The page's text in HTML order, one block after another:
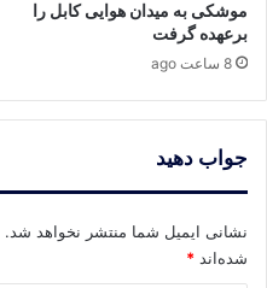
موشکی به میدان هوایی کابل را
برعهده گرفت
8 ساعت ago
جواب دهید
نشانی ایمیل شما منتشر نخواهد شد.
شده‌اند *